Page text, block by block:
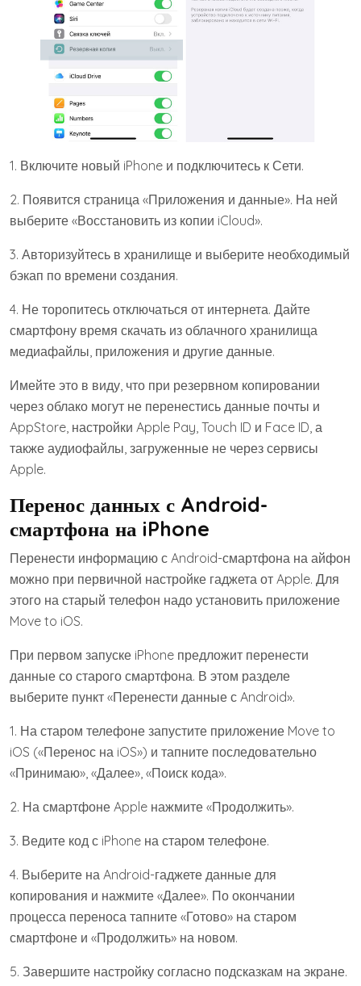
1. Включите новый iPhone и подключитесь к Сети.
2. Появится страница «Приложения и данные». На ней
выберите «Восстановить из копии iCloud».
3. Авторизуйтесь в хранилище и выберите необходимый
бэкап по времени создания.
4. Не торопитесь отключаться от интернета. Дайте
смартфону время скачать из облачного хранилища
медиафайлы, приложения и другие данные.
Имейте это в виду, что при резервном копировании
через облако могут не перенестись данные почты и
AppStore, настройки Apple Pay, Touch ID и Face ID, а
также аудиофайлы, загруженные не через сервисы
Apple.
Перенос данных с Android-
смартфона на iPhone
Перенести информацию с Android-смартфона на айфон
можно при первичной настройке гаджета от Apple. Для
этого на старый телефон надо установить приложение
Move to iOS.
При первом запуске iPhone предложит перенести
данные со старого смартфона. В этом разделе
выберите пункт «Перенести данные с Android».
1. На старом телефоне запустите приложение Move to
iOS («Перенос на iOS») и тапните последовательно
«Принимаю», «Далее», «Поиск кода».
2. На смартфоне Apple нажмите «Продолжить».
3. Ведите код с iPhone на старом телефоне.
4. Выберите на Android-гаджете данные для
копирования и нажмите «Далее». По окончании
процесса переноса тапните «Готово» на старом
смартфоне и «Продолжить» на новом.
5. Завершите настройку согласно подсказкам на экране.